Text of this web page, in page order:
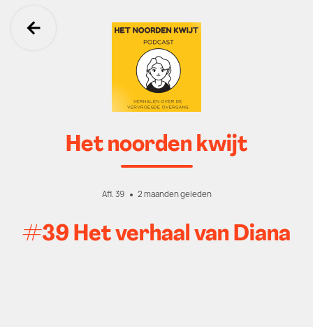
Ga terug
Het noorden kwijt
Afl. 39 2 maanden geleden
#39 Het verhaal van Diana